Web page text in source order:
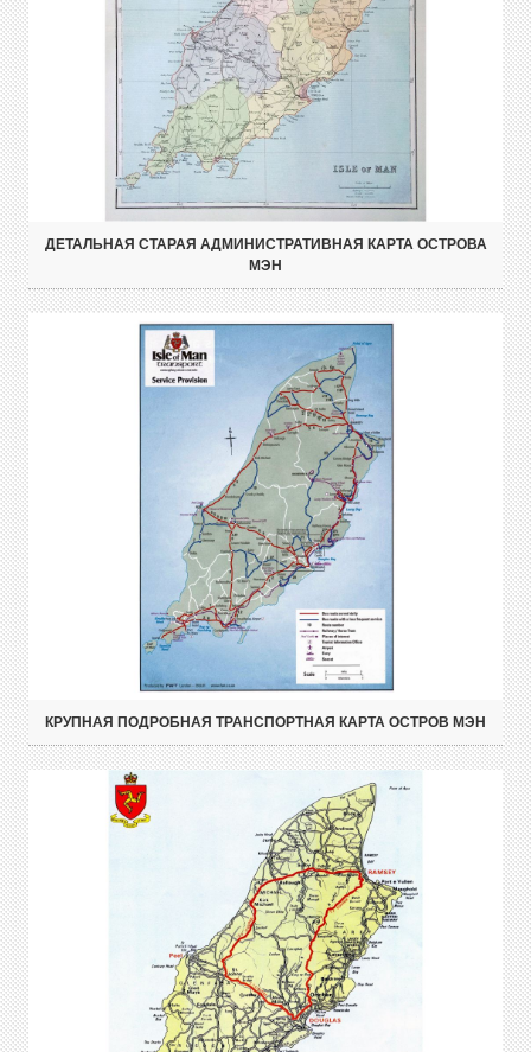
ДЕТАЛЬНАЯ СТАРАЯ АДМИНИСТРАТИВНАЯ КАРТА ОСТРОВА
МЭН
КРУПНАЯ ПОДРОБНАЯ ТРАНСПОРТНАЯ КАРТА ОСТРОВ МЭН